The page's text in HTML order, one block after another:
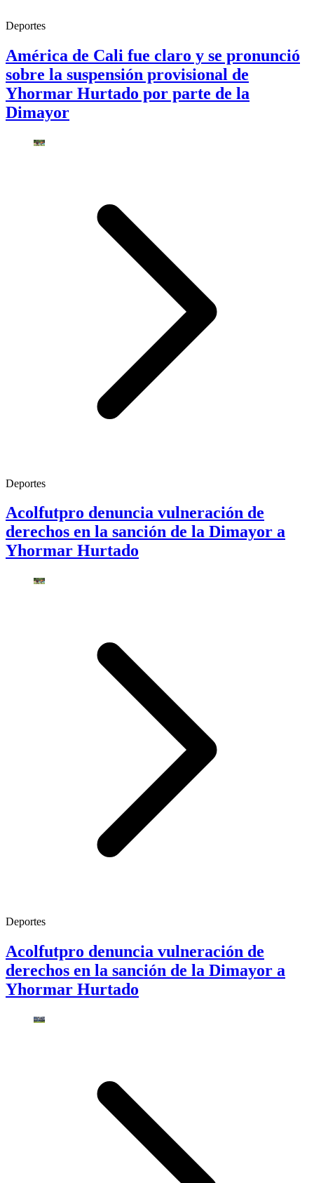
Deportes
América de Cali fue claro y se pronunció
sobre la suspensión provisional de
Yhormar Hurtado por parte de la
Dimayor
Deportes
Acolfutpro denuncia vulneración de
derechos en la sanción de la Dimayor a
Yhormar Hurtado
Deportes
Acolfutpro denuncia vulneración de
derechos en la sanción de la Dimayor a
Yhormar Hurtado